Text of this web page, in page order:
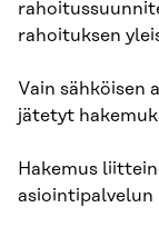
rahoituksen
Vain sähköisen
jätetyt
Hakemus
asiointipalvelun